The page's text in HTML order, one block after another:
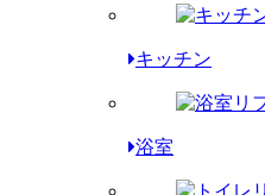
キッチン
浴室